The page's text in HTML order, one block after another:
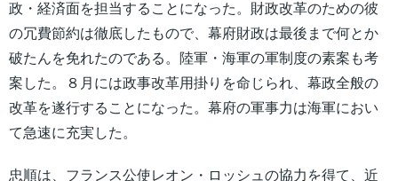
政・経済面を担当することになった。財政改革のための彼
の冗費節約は徹底したもので、幕府財政は最後まで何とか
破たんを免れたのである。陸軍・海軍の軍制度の素案も考
案した。８月には政事改革用掛りを命じられ、幕政全般の
改革を遂行することになった。幕府の軍事力は海軍におい
て急速に充実した。
忠順は、フランス公使レオン・ロッシュの協力を得て、近